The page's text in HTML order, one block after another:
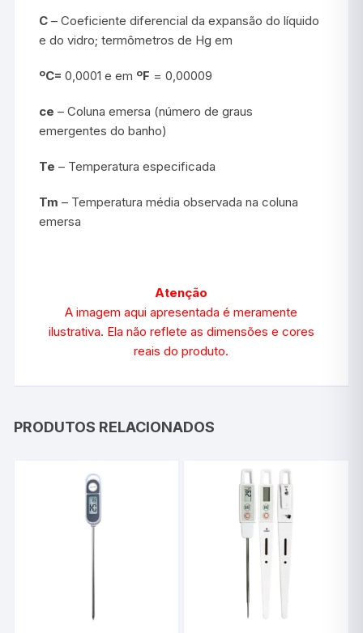
C – Coeficiente diferencial da expansão do líquido
e do vidro; termômetros de Hg em
ºC= 0,0001 e em ºF = 0,00009
ce – Coluna emersa (número de graus
emergentes do banho)
Te – Temperatura especificada
Tm – Temperatura média observada na coluna
emersa
Atenção
A imagem aqui apresentada é meramente
ilustrativa. Ela não reflete as dimensões e cores
reais do produto.
PRODUTOS RELACIONADOS